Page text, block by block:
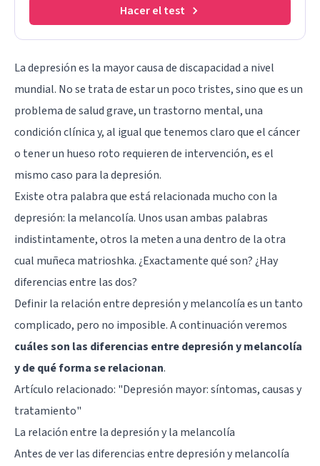
Hacer el test
La depresión es la mayor causa de discapacidad a nivel
mundial. No se trata de estar un poco tristes, sino que es un
problema de salud grave, un trastorno mental, una
condición clínica y, al igual que tenemos claro que el cáncer
o tener un hueso roto requieren de intervención, es el
mismo caso para la depresión.
Existe otra palabra que está relacionada mucho con la
depresión: la melancolía. Unos usan ambas palabras
indistintamente, otros la meten a una dentro de la otra
cual muñeca matrioshka. ¿Exactamente qué son? ¿Hay
diferencias entre las dos?
Definir la relación entre depresión y melancolía es un tanto
complicado, pero no imposible. A continuación veremos
cuáles son las diferencias entre depresión y melancolía
y de qué forma se relacionan.
Artículo relacionado: "Depresión mayor: síntomas, causas y
tratamiento"
La relación entre la depresión y la melancolía
Antes de ver las diferencias entre depresión y melancolía